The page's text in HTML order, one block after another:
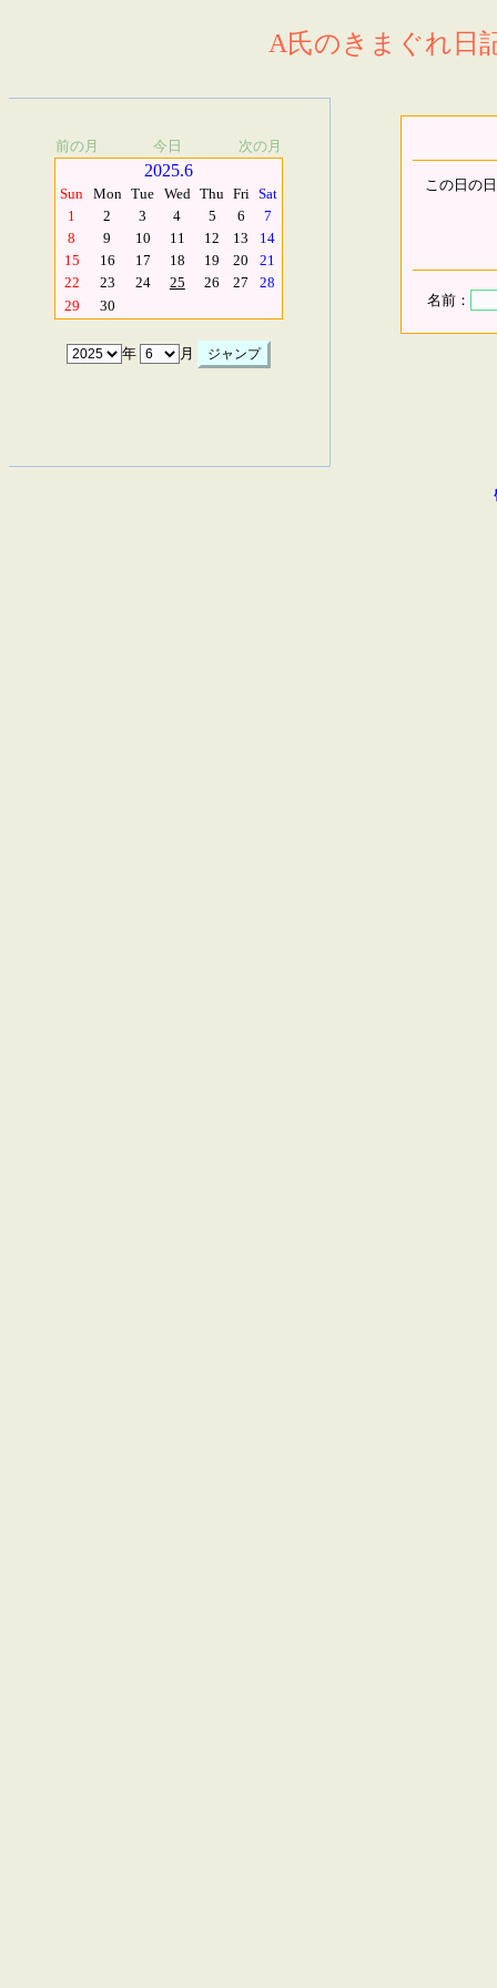
A氏のきまぐれ日
前の月 今日 次の月
2025.6
Sun Mon Tue Wed Thu Fri Sat
1
2 3 4 5 6
7
8
9 10 11 12 13
14
15
16 17 18 19 20
21
22
23 24 25 26 27
28
29
30
年 月
この日の
名前：